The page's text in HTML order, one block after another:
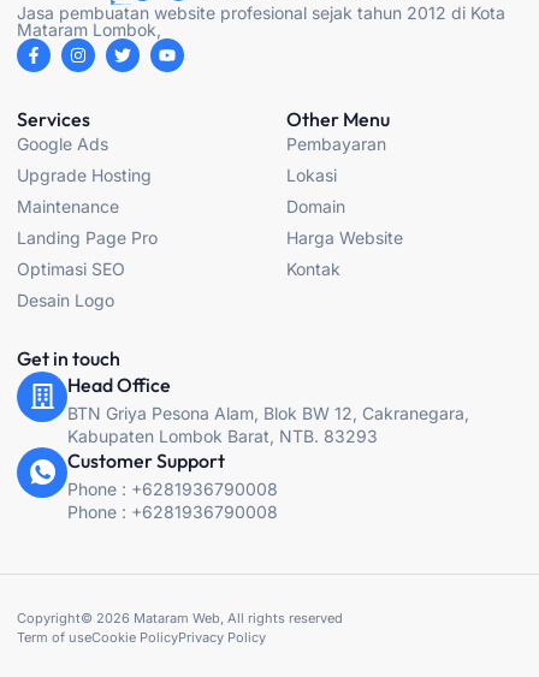
Jasa pembuatan website profesional sejak tahun 2012 di Kota
Mataram Lombok,
F
a
c
b
o
o
-
I
n
s
a
g
r
m
T
w
i
Y
o
u
Services
Google Ads
Upgrade Hosting
Maintenance
Landing Page Pro
Optimasi SEO
Desain Logo
Other Menu
Pembayaran
Lokasi
Domain
Harga Website
Kontak
Get in touch
Head Office
BTN Griya Pesona Alam, Blok BW 12, Cakranegara,
Kabupaten Lombok Barat, NTB. 83293
Customer Support
Phone : +6281936790008
Phone : +6281936790008
Copyright© 2026 Mataram Web, All rights reserved
Term of useCookie PolicyPrivacy Policy